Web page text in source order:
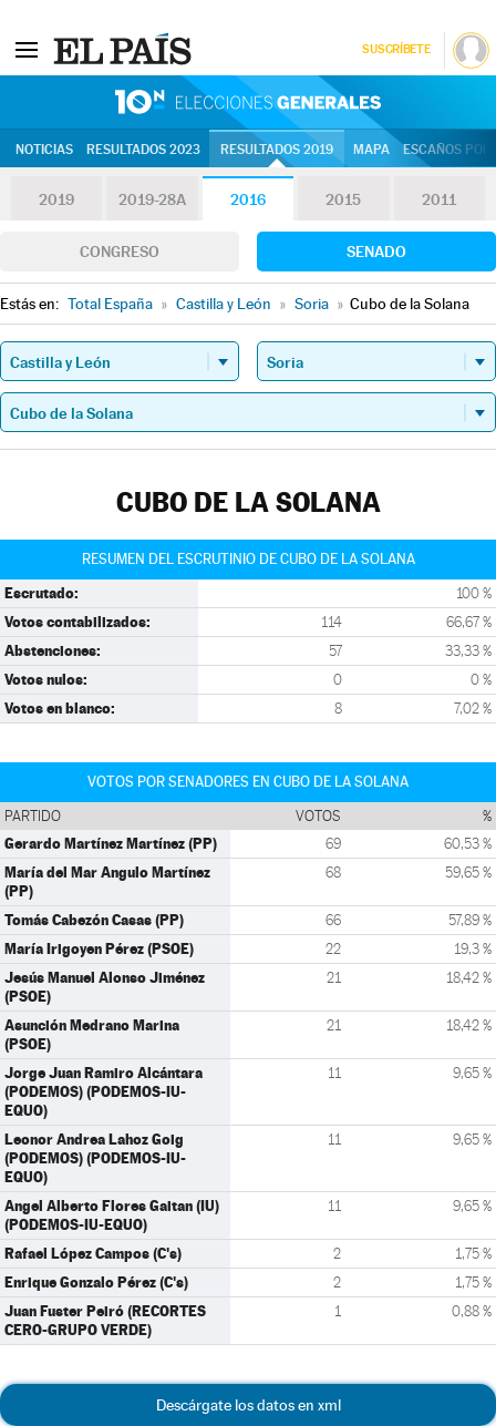
SUSCRÍBETE
NOTICIAS RESULTADOS 2023 RESULTADOS 2019 MAPA ESCAÑOS
2019 2019-28A 2016 2015 2011
CONGRESO SENADO
Estás en: Total España » Castilla y León » Soria » Cubo de la Solana
CUBO DE LA SOLANA
RESUMEN DEL ESCRUTINIO DE CUBO DE LA SOLANA
Escrutado: 100 %
Votos contabilizados: 114 66,67 %
Abstenciones: 57 33,33 %
Votos nulos: 0 0 %
Votos en blanco: 8 7,02 %
VOTOS POR SENADORES EN CUBO DE LA SOLANA
PARTIDO VOTOS %
Gerardo Martínez Martínez (PP) 69 60,53 %
María del Mar Angulo Martínez
(PP)
68 59,65 %
Tomás Cabezón Casas (PP) 66 57,89 %
María Irigoyen Pérez (PSOE) 22 19,3 %
Jesús Manuel Alonso Jiménez
(PSOE)
21 18,42 %
Asunción Medrano Marina
(PSOE)
21 18,42 %
Jorge Juan Ramiro Alcántara
(PODEMOS) (PODEMOS-IU-
EQUO)
11 9,65 %
Leonor Andrea Lahoz Goig
(PODEMOS) (PODEMOS-IU-
EQUO)
11 9,65 %
Angel Alberto Flores Gaitan (IU)
(PODEMOS-IU-EQUO)
11 9,65 %
Rafael López Campos (C's) 2 1,75 %
Enrique Gonzalo Pérez (C's) 2 1,75 %
Juan Fuster Peiró (RECORTES
CERO-GRUPO VERDE)
1 0,88 %
Descárgate los datos en xml